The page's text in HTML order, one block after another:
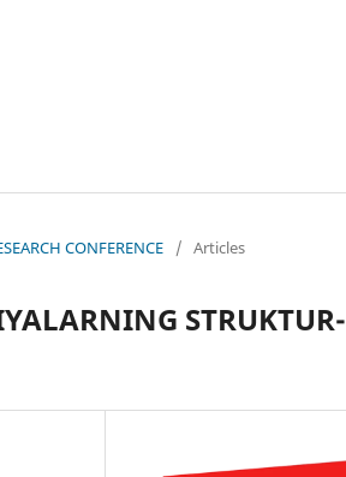
CONFERENCE / Articles
STRUKTUR-